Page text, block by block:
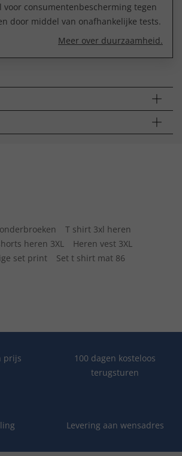
voor consumentenbescherming tegen
door middel van onafhankelijke tests.
Meer over duurzaamheid.
T shirt 3xl heren
heren 3XL
Heren vest 3XL
set print
Set t shirt mat 86
prijs
100 dagen kosteloos
terugsturen
Levering aan wensadres